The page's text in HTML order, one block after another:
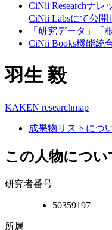
CiNii Researchナ
CiNii Labsにて公開
「研究データ」「
CiNii Books機能統
羽生 毅
KAKEN researchmap
成果物リストにつ
この人物につい
研究者番号
50359197
所属